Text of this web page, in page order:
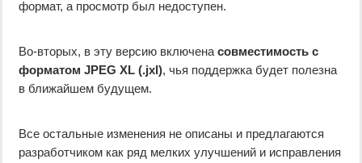
формат, а просмотр был недоступен.
Во-вторых, в эту версию включена совместимость с
форматом JPEG XL (.jxl), чья поддержка будет полезна
в ближайшем будущем.
Все остальные изменения не описаны и предлагаются
разработчиком как ряд мелких улучшений и исправления